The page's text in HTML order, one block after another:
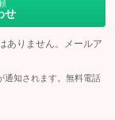
せ
ありません。メールア
通知されます。無料電話